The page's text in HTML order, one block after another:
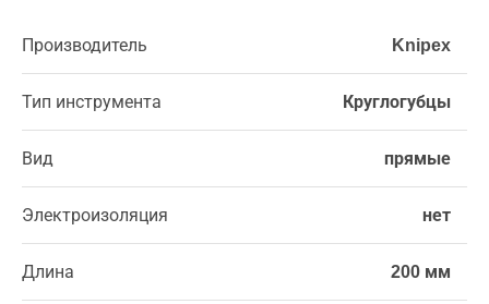
Производитель Knipex
Тип инструмента Круглогубцы
Вид прямые
Электроизоляция нет
Длина 200 мм